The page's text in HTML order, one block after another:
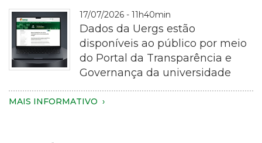
Fotografia
em
plano
aproximado
de
pessoa
segurando
Imagem
de
17/07/2026 - 11h40min
Dados da Uergs estão
disponíveis ao público por meio
do Portal da Transparência e
Governança da universidade
MAIS INFORMATIVO